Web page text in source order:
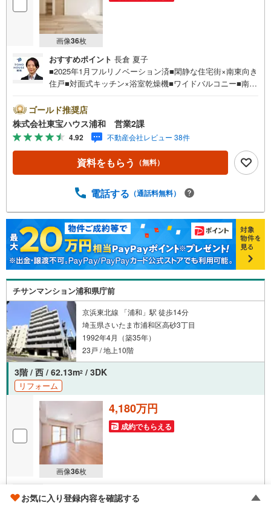
画像36枚
おすすめポイント 長倉 夏子
■2025年1月フルリノベーション済■閑静な住宅街×南東向き
住戸■対面式キッチン×浴室乾燥機■ワイドバルコニー■南浦
ト！営業時間:7:00～22:00（年中無休）こちらの時間帯は
お電話でのお問い合わせがスムーズにご案内できますぜひ
お気軽にご連絡下さい！東宝ハウスライフソリューション
ズグループ 東宝ハウス浦和 特別提携金利〔一例〕東宝
ハウス浦和の住宅ローン■変動金利全期間引下げプラン⇒住
宅ローン金利優遇割の最大適用《0.89％》と某信用金庫金
の差額:303万円※2026年7月末実行分まで（審査・要件があ
ト東宝ハウスのライフパートナーが直接会って対応します■
ライフプランニング将来の収入と支出を視える化。漠然と
した…
ゴールド推奨店
株式会社東宝ハウス浦和 営業2課
4.92 不動産会社レビュー 38件
資料をもらう （無料）
電話する （通話料無料）
チサンマンション浦和県庁前
京浜東北線 「浦和」駅 徒歩14分
埼玉県さいたま市浦和区高砂3丁目
1992年4月（築35年）
23戸 / 地上10階
3階 / 西 / 62.13m2 / 3DK
リフォーム
画像36枚
4,180万円
成約でもらえる
■2026年1月完了の新規内装リフォームで快適空間に■まい
お気に入り登録内容を確認する